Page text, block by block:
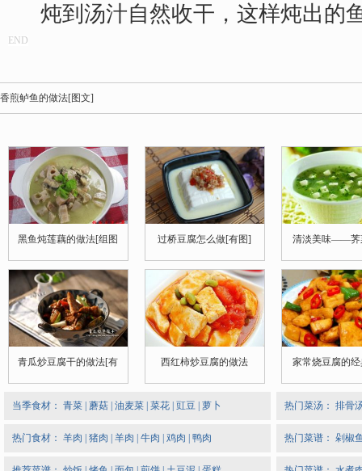
炖到汤汁自然收干，这样炖出的
END
香煎鲈鱼的做法[图文]
黑鱼炖莲藕的做法[组图 过桥豆腐怎么做[有图] 清淡美味——荠
青瓜炒豆腐干的做法[有 西红柿炒豆腐的做法 家常烧豆腐的
当季食材： 青菜 | 蘑菇 | 油麦菜 | 菜花 | 豇豆 | 萝卜
热门食材： 羊肉 | 猪肉 | 羊肉 | 牛肉 | 鸡肉 | 鸭肉
热门菜汤： 排骨
热门菜谱： 剁椒